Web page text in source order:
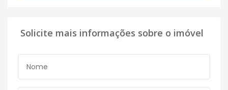
Solicite mais informações sobre o imóvel